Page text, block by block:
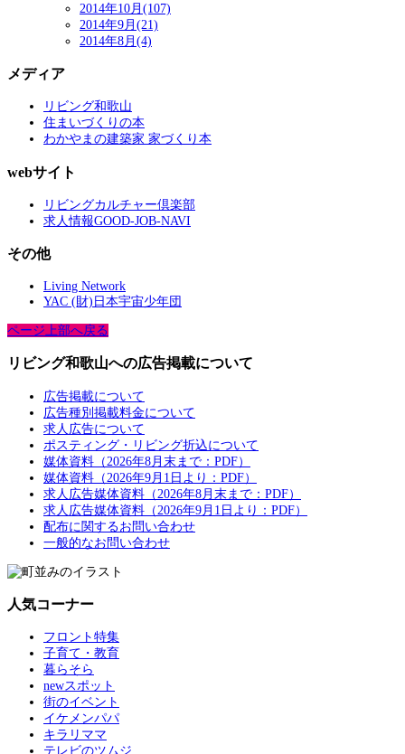
2014年10月(107)
2014年9月(21)
2014年8月(4)
メディア
リビング和歌山
住まいづくりの本
わかやまの建築家 家づくり本
webサイト
リビングカルチャー倶楽部
求人情報GOOD-JOB-NAVI
その他
Living Network
YAC (財)日本宇宙少年団
ページ上部へ戻る
リビング和歌山への広告掲載について
広告掲載について
広告種別掲載料金について
求人広告について
ポスティング・リビング折込について
媒体資料（2026年8月末まで：PDF）
媒体資料（2026年9月1日より：PDF）
求人広告媒体資料（2026年8月末まで：PDF）
求人広告媒体資料（2026年9月1日より：PDF）
配布に関するお問い合わせ
一般的なお問い合わせ
人気コーナー
フロント特集
子育て・教育
暮らそら
newスポット
街のイベント
イケメンパパ
キラリママ
テレビのツムジ